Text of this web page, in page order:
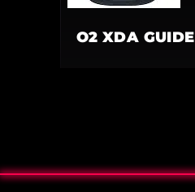
O2 XDA GUIDE